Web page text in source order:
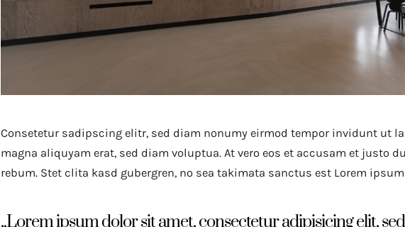
Consetetur sadipscing elitr, sed diam nonumy eirmod tempor invidunt ut
magna aliquyam erat, sed diam voluptua. At vero eos et accusam et justo
rebum. Stet clita kasd gubergren, no sea takimata sanctus est Lorem
„Lorem ipsum dolor sit amet, consectetur adipisicing elit,